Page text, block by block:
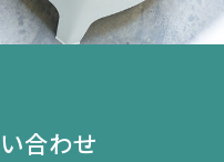
合わせ